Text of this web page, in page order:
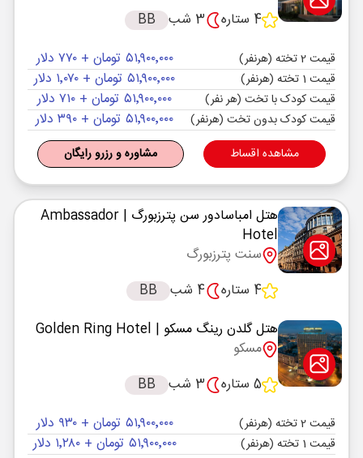
4 ستاره
3 شب BB
قیمت 2 تخته (هرنفر) ۵۱٬۹۰۰٬۰۰۰ تومان + ۷۷۰ دلار
قیمت 1 تخته (هرنفر) ۵۱٬۹۰۰٬۰۰۰ تومان + ۱٬۰۷۰ دلار
قیمت کودک با تخت (هر نفر) ۵۱٬۹۰۰٬۰۰۰ تومان + ۷۱۰ دلار
قیمت کودک بدون تخت (هرنفر) ۵۱٬۹۰۰٬۰۰۰ تومان + ۳۹۰ دلار
مشاهده اقساط مشاوره و رزرو رایگان
هتل امباسادور سن پترزبورگ
| Ambassador
Hotel
سنت پترزبورگ
4 ستاره
4 شب
BB
هتل گلدن رینگ مسکو | Golden Ring Hotel
مسکو
5 ستاره
3 شب BB
قیمت 2 تخته (هرنفر) ۵۱٬۹۰۰٬۰۰۰ تومان + ۹۳۰ دلار
قیمت 1 تخته (هرنفر) ۵۱٬۹۰۰٬۰۰۰ تومان + ۱٬۲۸۰ دلار